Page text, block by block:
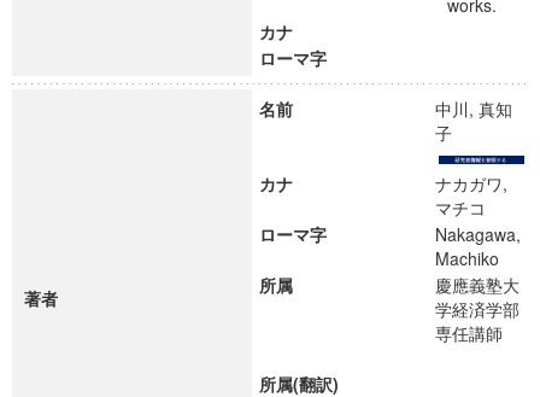
works.
カナ
ローマ字
著者
名前
中川, 真知
子
カナ
ナカガワ,
マチコ
ローマ字
Nakagawa,
Machiko
所属
慶應義塾大
学経済学部
専任講師
所属(翻訳)